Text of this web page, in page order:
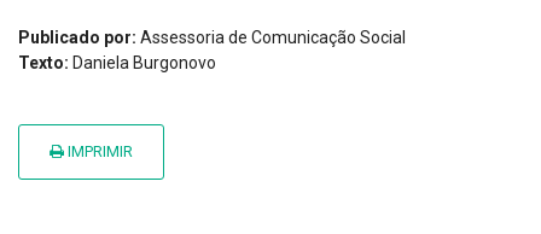
Publicado por: Assessoria de Comunicação Social
Texto: Daniela Burgonovo
IMPRIMIR